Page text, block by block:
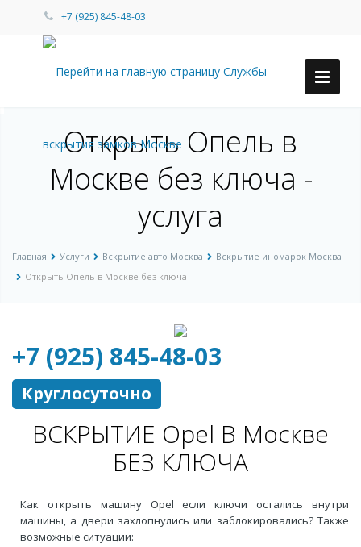
+7 (925) 845-48-03
Открыть Опель в
Москве без ключа -
услуга
Главная Услуги Вскрытие авто Москва
Вскрытие иномарок Москва
Открыть Опель в Москве без ключа
+7 (925) 845-48-03
Круглосуточно
ВСКРЫТИЕ Opel В Москве
БЕЗ КЛЮЧА
Как открыть машину Opel если ключи остались внутри
машины, а двери захлопнулись или заблокировались? Также
возможные ситуации: